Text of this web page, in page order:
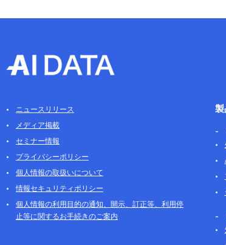
ニュースリリース
メディア掲載
セミナー情報
プライバシーポリシー
個人情報の取扱いについて
情報セキュリティポリシー
個人情報の利用目的の通知、開示、訂正等、利用停
止等に関するお手続きのご案内